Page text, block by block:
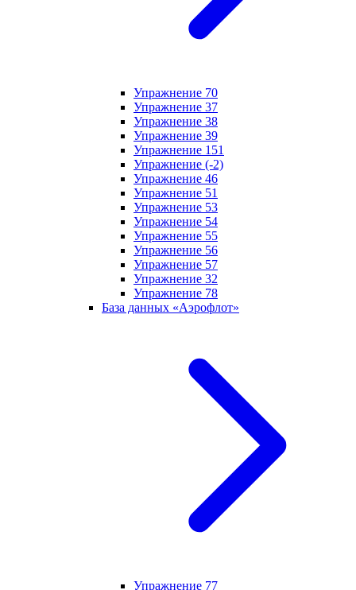
Упражнение 70
Упражнение 37
Упражнение 38
Упражнение 39
Упражнение 151
Упражнение (-2)
Упражнение 46
Упражнение 51
Упражнение 53
Упражнение 54
Упражнение 55
Упражнение 56
Упражнение 57
Упражнение 32
Упражнение 78
База данных «Аэрофлот»
Упражнение 77